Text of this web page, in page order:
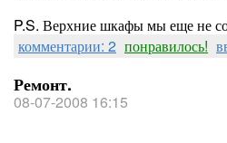
P.S. Верхние шкафы мы еще не
комментарии: 2 понравилось!
Ремонт.
08-07-2008 16:15